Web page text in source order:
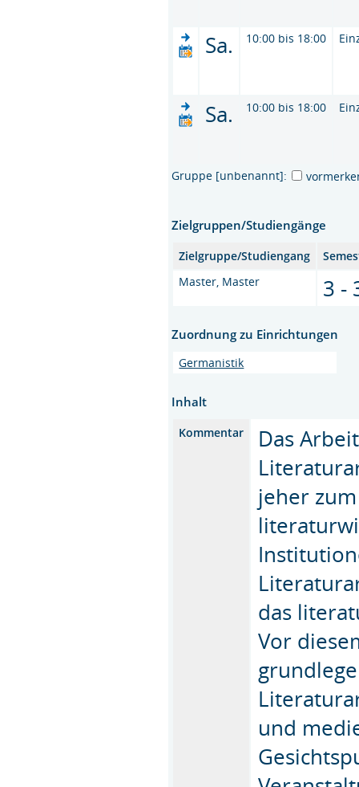
Sa. 10:00 bis 18:00
Sa. 10:00 bis 18:00
Gruppe [unbenannt]:
Zielgruppen/Studiengänge
Zielgruppe/Studiengang
Master, Master
3 -
Zuordnung zu Einrichtungen
Germanistik
Inhalt
Kommentar
Das
jeher
das
Vor
und